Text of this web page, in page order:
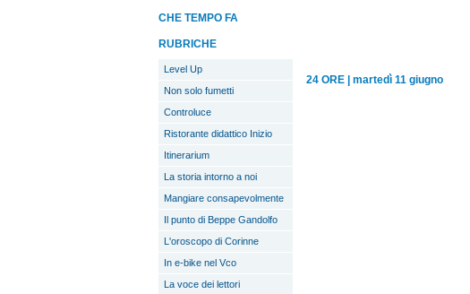
CHE TEMPO FA
RUBRICHE
Level Up
Non solo fumetti
Controluce
Ristorante didattico Inizio
Itinerarium
La storia intorno a noi
Mangiare consapevolmente
Il punto di Beppe Gandolfo
L'oroscopo di Corinne
In e-bike nel Vco
La voce dei lettori
24 ORE martedì 11 giugno